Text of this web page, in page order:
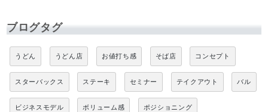
ブログタグ
うどん うどん店 お値打ち感 そば店 コンセプト
スターバックス ステーキ セミナー テイクアウト バル
ビジネスモデル ボリューム感 ポジショニング